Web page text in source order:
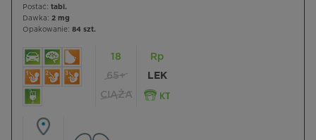
Postać: tabl.
Dawka: 2 mg
Opakowanie: 84 szt.
18
65+
CIĄŻA
Rp
LEK